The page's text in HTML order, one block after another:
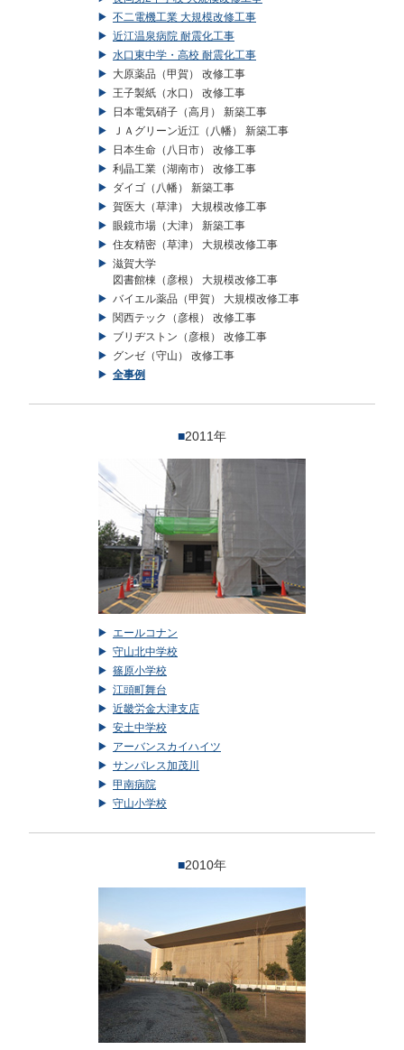
不二電機工業 大規模改修工事
近江温泉病院 耐震化工事
水口東中学・高校 耐震化工事
大原薬品（甲賀） 改修工事
王子製紙（水口） 改修工事
日本電気硝子（高月） 新築工事
ＪＡグリーン近江（八幡） 新築工事
日本生命（八日市） 改修工事
利晶工業（湖南市） 改修工事
ダイゴ（八幡） 新築工事
賀医大（草津） 大規模改修工事
眼鏡市場（大津） 新築工事
住友精密（草津） 大規模改修工事
滋賀大学
図書館棟（彦根） 大規模改修工事
バイエル薬品（甲賀） 大規模改修工事
関西テック（彦根） 改修工事
ブリヂストン（彦根） 改修工事
グンゼ（守山） 改修工事
全事例
■2011年
エールコナン
守山北中学校
篠原小学校
江頭町舞台
近畿労金大津支店
安土中学校
アーバンスカイハイツ
サンパレス加茂川
甲南病院
守山小学校
■2010年